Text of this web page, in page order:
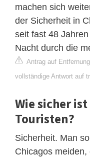
machen sich
der Sicherheit in
seit fast 48
Nacht durch die
Antrag auf
vollständige Antwort auf
Wie sicher
Touristen?
Sicherheit. Man
Chicagos